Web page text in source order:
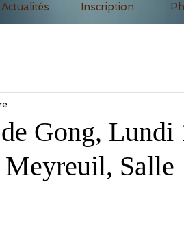
Actualités Inscription
Gong,
Meyreuil, Salle